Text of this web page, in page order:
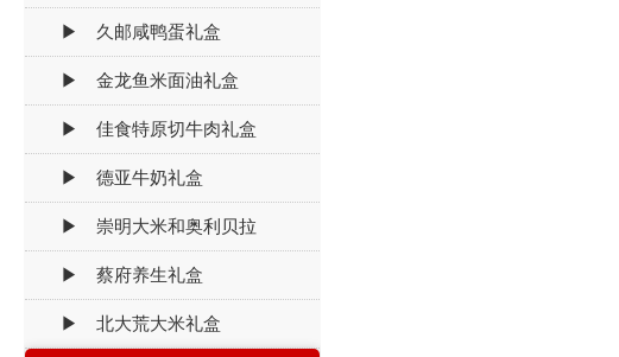
▶ 久邮咸鸭蛋礼盒
▶ 金龙鱼米面油礼盒
▶ 佳食特原切牛肉礼盒
▶ 德亚牛奶礼盒
▶ 崇明大米和奥利贝拉
▶ 蔡府养生礼盒
▶ 北大荒大米礼盒